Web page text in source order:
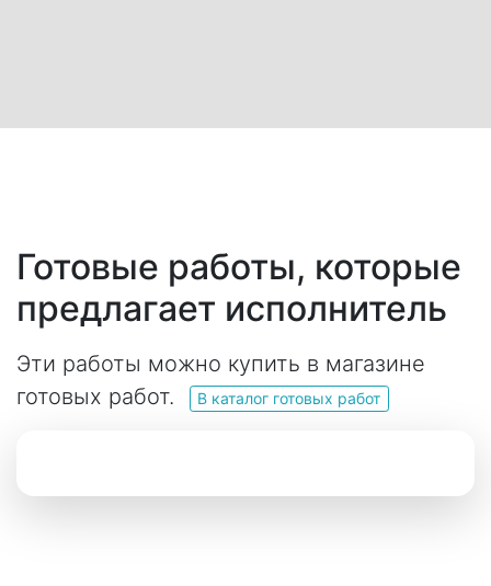
Готовые работы, которые
предлагает исполнитель
Эти работы можно купить в магазине
готовых работ.
В каталог готовых работ